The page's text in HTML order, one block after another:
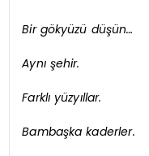
Bir gökyüzü düşün…
Aynı şehir.
Farklı yüzyıllar.
Bambaşka kaderler.